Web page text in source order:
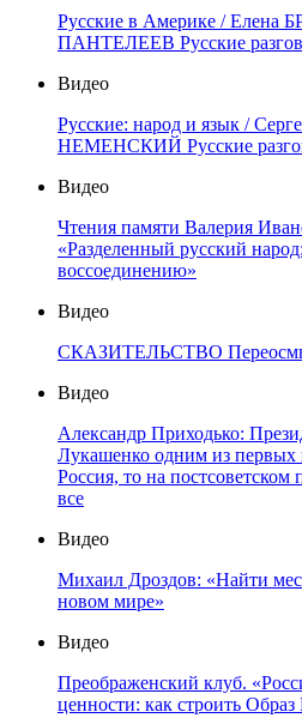
Русские в Америке / Елена
ПАНТЕЛЕЕВ Русские
Видео
Русские: народ и язык /
НЕМЕНСКИЙ Русские
Видео
Чтения памяти Валерия
«Разделенный русский
воссоединению»
Видео
СКАЗИТЕЛЬСТВО
Видео
Александр Приходько:
Лукашенко одним из первых
Россия, то на постсоветском
все
Видео
Михаил Дроздов: «Найти
новом мире»
Видео
Преображенский клуб.
ценности: как строить Образ